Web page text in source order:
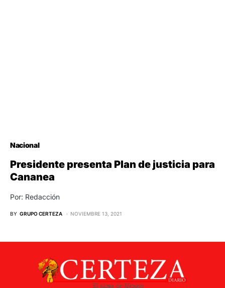
Nacional
Presidente presenta Plan de justicia para
Cananea
Por: Redacción
BY GRUPO CERTEZA NOVIEMBRE 13, 2021